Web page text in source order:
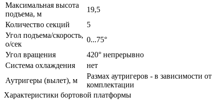
Максимальная высота
подъема, м
19,5
Количество секций
5
Угол подъема/скорость,
о/сек
0...75°
Угол вращения
420° непрерывно
Система охлаждения
нет
Аутригеры (вылет), м
Размах аутригеров - в зависимости от
комплектации
Характеристики бортовой платформы